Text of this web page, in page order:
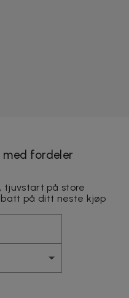
med fordeler
tjuvstart på store
på ditt neste kjøp